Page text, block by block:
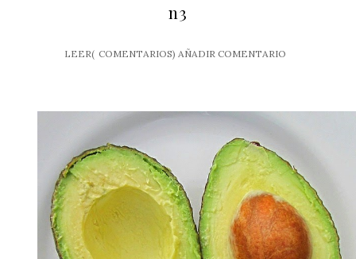
n3
LEER( COMENTARIOS) AÑADIR COMENTARIO